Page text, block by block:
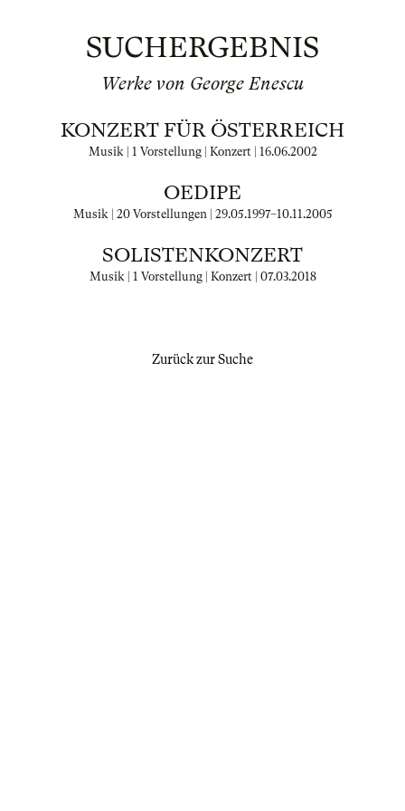
SUCHERGEBNIS
Werke von George Enescu
KONZERT FÜR ÖSTERREICH
Musik | 1 Vorstellung | Konzert | 16.06.2002
OEDIPE
Musik | 20 Vorstellungen | 29.05.1997–10.11.2005
SOLISTENKONZERT
Musik | 1 Vorstellung | Konzert | 07.03.2018
Zurück zur Suche